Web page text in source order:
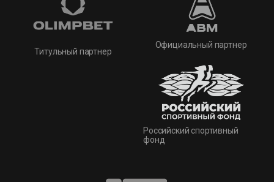
Титульный партнер
Официальный партнер
Российский спортивный
фонд